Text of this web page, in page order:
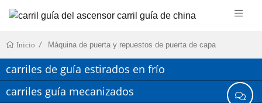
Inicio Máquina de puerta y repuestos de puerta de capa
carriles de guía estirados en frío
carriles guía mecanizados